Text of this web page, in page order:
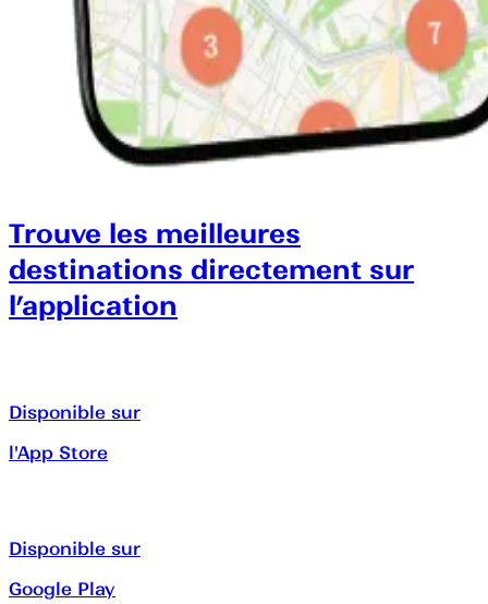
Trouve les meilleures
destinations directement sur
l’application
Disponible sur
l'App Store
Disponible sur
Google Play